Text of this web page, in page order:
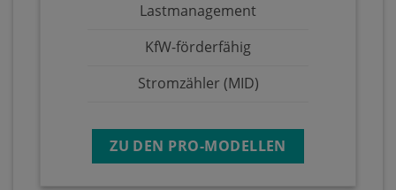
Lastmanagement
KfW-förderfähig
Stromzähler (MID)
ZU DEN PRO-MODELLEN